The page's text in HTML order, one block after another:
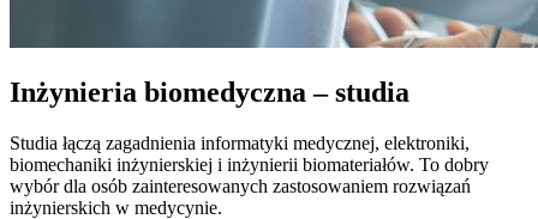
Inżynieria biomedyczna – studia
Studia łączą zagadnienia informatyki medycznej, elektroniki,
biomechaniki inżynierskiej i inżynierii biomateriałów. To dobry
wybór dla osób zainteresowanych zastosowaniem rozwiązań
inżynierskich w medycynie.